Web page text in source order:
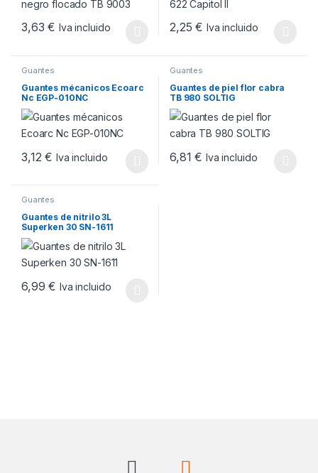
3,63€ Iva incluido
2,25€ Iva incluido
Guantes
Guantes mécanicos Ecoarc
Nc EGP-010NC
3,12€ Iva incluido
Guantes
Guantes de piel flor cabra
TB 980 SOLTIG
6,81€ Iva incluido
Guantes
Guantes de nitrilo 3L
Superken 30 SN-1611
6,99€ Iva incluido